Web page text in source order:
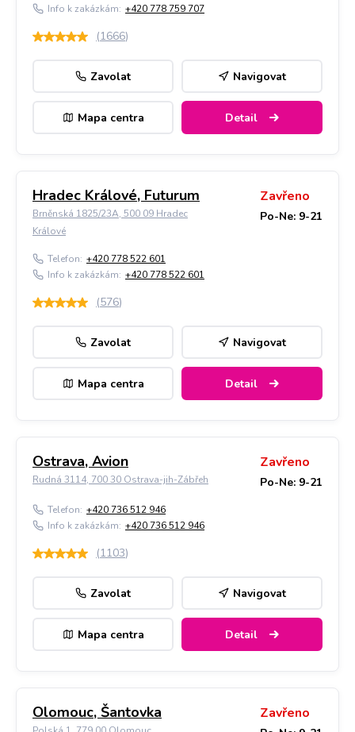
Info k zakázkám: +420 778 759 707
(1666)
Zavolat Navigovat
Mapa centra Detail
Hradec Králové, Futurum
Brněnská 1825/23A, 500 09 Hradec
Králové
Zavřeno
Po-Ne: 9-21
Telefon: +420 778 522 601
Info k zakázkám: +420 778 522 601
(576)
Zavolat Navigovat
Mapa centra Detail
Ostrava, Avion
Rudná 3114, 700 30 Ostrava-jih-Zábřeh
Zavřeno
Po-Ne: 9-21
Telefon: +420 736 512 946
Info k zakázkám: +420 736 512 946
(1103)
Zavolat Navigovat
Mapa centra Detail
Olomouc, Šantovka Zavřeno